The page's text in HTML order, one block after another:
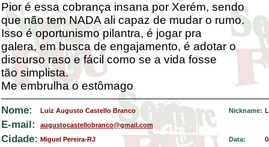
Pior é essa cobrança insana por Xerém, sendo
que não tem NADA ali capaz de mudar o rumo.
Isso é oportunismo pilantra, é jogar pra
galera, em busca de engajamento, é adotar o
discurso raso e fácil como se a vida fosse
tão simplista.
Me embrulha o estômago
Nome: Luiz Augusto Castello Branco Nickname:
E-mail: augustocastellobranco@gmail.com
Cidade: Miguel Pereira-RJ Data: